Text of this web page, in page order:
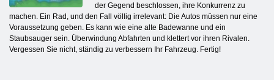
der Gegend beschlossen, ihre Konkurrenz zu
machen. Ein Rad, und den Fall völlig irrelevant: Die Autos müssen nur eine
Voraussetzung geben. Es kann wie eine alte Badewanne und ein
Staubsauger sein. Überwindung Abfahrten und klettert vor ihren Rivalen.
Vergessen Sie nicht, ständig zu verbessern Ihr Fahrzeug. Fertig!